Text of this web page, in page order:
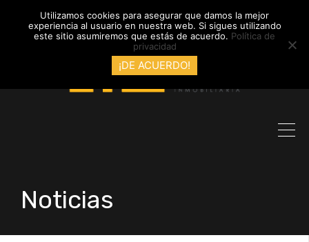
info@inmobiliariadyl.com
Noticias
Utilizamos cookies para asegurar que damos la mejor
experiencia al usuario en nuestra web. Si sigues utilizando
este sitio asumiremos que estás de acuerdo. Política de
privacidad
¡DE ACUERDO!